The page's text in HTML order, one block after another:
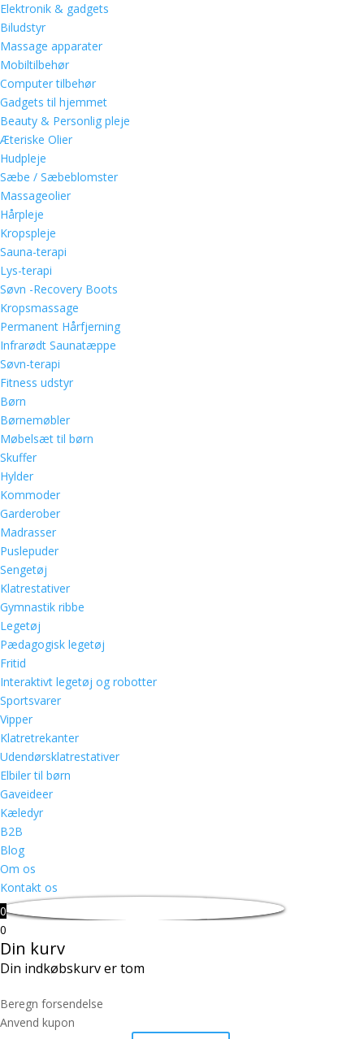
Elektronik & gadgets
Biludstyr
Massage apparater
Mobiltilbehør
Computer tilbehør
Gadgets til hjemmet
Beauty & Personlig pleje
Æteriske Olier
Hudpleje
Sæbe / Sæbeblomster
Massageolier
Hårpleje
Kropspleje
Sauna-terapi
Lys-terapi
Søvn -Recovery Boots
Kropsmassage
Permanent Hårfjerning
Infrarødt Saunatæppe
Søvn-terapi
Fitness udstyr
Børn
Børnemøbler
Møbelsæt til børn
Skuffer
Hylder
Kommoder
Garderober
Madrasser
Puslepuder
Sengetøj
Klatrestativer
Gymnastik ribbe
Legetøj
Pædagogisk legetøj
Fritid
Interaktivt legetøj og robotter
Sportsvarer
Vipper
Klatretrekanter
Udendørsklatrestativer
Elbiler til børn
Gaveideer
Kæledyr
B2B
Blog
Om os
Kontakt os
0
0
Din kurv
Din indkøbskurv er tom
Beregn forsendelse
Anvend kupon